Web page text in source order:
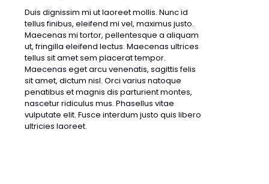
Duis dignissim mi ut laoreet mollis. Nunc id
tellus finibus, eleifend mi vel, maximus justo.
Maecenas mi tortor, pellentesque a aliquam
ut, fringilla eleifend lectus. Maecenas ultrices
tellus sit amet sem placerat tempor.
Maecenas eget arcu venenatis, sagittis felis
sit amet, dictum nisl. Orci varius natoque
penatibus et magnis dis parturient montes,
nascetur ridiculus mus. Phasellus vitae
vulputate elit. Fusce interdum justo quis libero
ultricies laoreet.